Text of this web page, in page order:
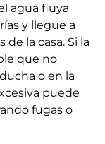
agua fluya
y llegue a
la casa. Si la
que no
o en la
puede
fugas o